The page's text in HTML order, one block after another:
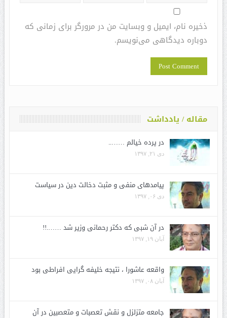
ذخیره نام، ایمیل و وبسایت من در مرورگر برای زمانی که
دوباره دیدگاهی می‌نویسم.
مقاله / یادداشت
در پرده خیالم ……..
دی ۲۱, ۱۳۹۷
پیامدهای منفی و مثبت دخالت دین در سیاست
دی ۰۶, ۱۳۹۷
در آن شبی که دکتر رحمانی وزیر شد …….!!
آبان ۱۹, ۱۳۹۷
واقعه عاشورا ، نتیجه خلیفه گرایی افراطی بود
آبان ۰۸, ۱۳۹۷
جامعه متزلزل و نقش تعصبات و متعصبین در آن